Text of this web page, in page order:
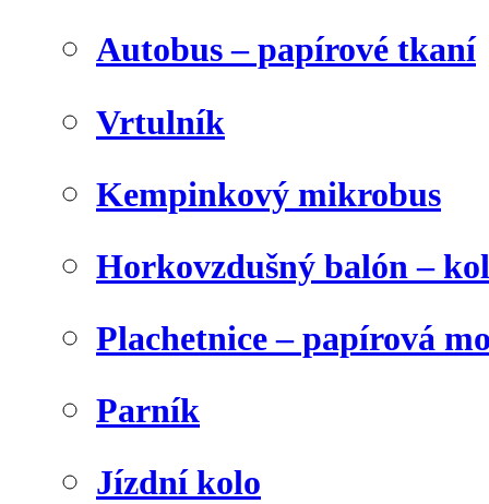
Autobus – papírové tkaní
Vrtulník
Kempinkový mikrobus
Horkovzdušný balón –
Plachetnice – papírová
Parník
Jízdní kolo